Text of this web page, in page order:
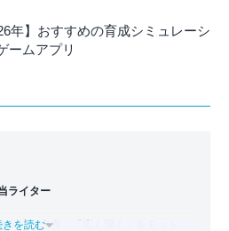
年】おすすめの育成シミュレーシ
ームアプリ
ライター
デミー 出身。「広く深く」をモットー
きを読む